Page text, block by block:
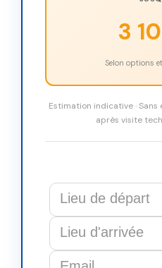
3
Selon options
Estimation indicative ·
après visite